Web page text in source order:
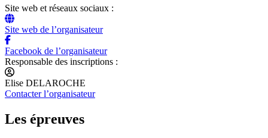
Site web et réseaux sociaux :
Site web de l’organisateur
Facebook de l’organisateur
Responsable des inscriptions :
Elise DELAROCHE
Contacter l’organisateur
Les épreuves